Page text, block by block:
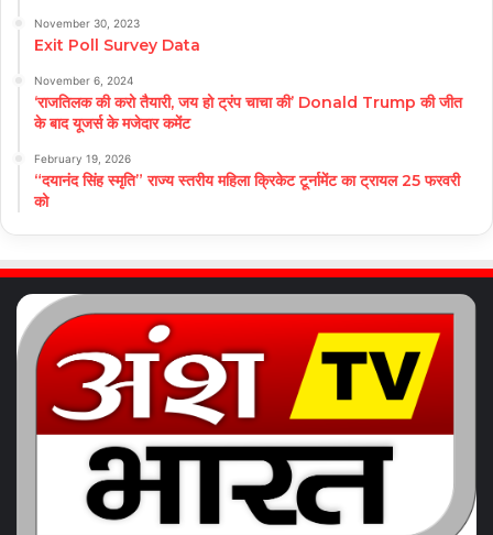
November 30, 2023
Exit Poll Survey Data
November 6, 2024
‘राजतिलक की करो तैयारी, जय हो ट्रंप चाचा की’ Donald Trump की जीत
के बाद यूजर्स के मजेदार कमेंट
February 19, 2026
“दयानंद सिंह स्मृति” राज्य स्तरीय महिला क्रिकेट टूर्नामेंट का ट्रायल 25 फरवरी
को